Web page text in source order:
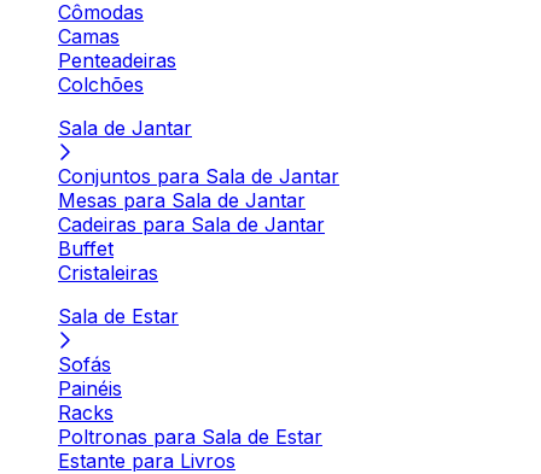
Cômodas
Camas
Penteadeiras
Colchões
Sala de Jantar
Conjuntos para Sala de Jantar
Mesas para Sala de Jantar
Cadeiras para Sala de Jantar
Buffet
Cristaleiras
Sala de Estar
Sofás
Painéis
Racks
Poltronas para Sala de Estar
Estante para Livros